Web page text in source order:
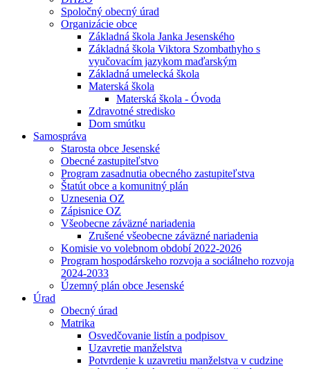
Spoločný obecný úrad
Organizácie obce
Základná škola Janka Jesenského
Základná škola Viktora Szombathyho s
vyučovacím jazykom maďarským
Základná umelecká škola
Materská škola
Materská škola - Óvoda
Zdravotné stredisko
Dom smútku
Samospráva
Starosta obce Jesenské
Obecné zastupiteľstvo
Program zasadnutia obecného zastupiteľstva
Štatút obce a komunitný plán
Uznesenia OZ
Zápisnice OZ
Všeobecne záväzné nariadenia
Zrušené všeobecne záväzné nariadenia
Komisie vo volebnom období 2022-2026
Program hospodárskeho rozvoja a sociálneho rozvoja
2024-2033
Územný plán obce Jesenské
Úrad
Obecný úrad
Matrika
Osvedčovanie listín a podpisov
Uzavretie manželstva
Potvrdenie k uzavretiu manželstva v cudzine